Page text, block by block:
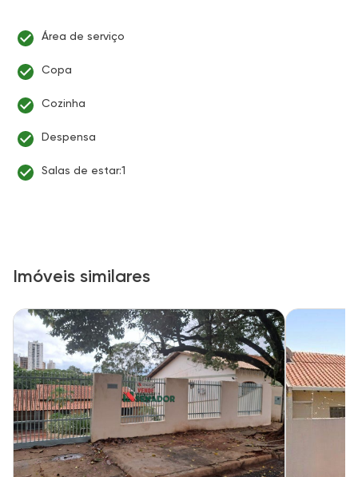
Área de serviço
Copa
Cozinha
Despensa
Salas de estar:1
Imóveis similares